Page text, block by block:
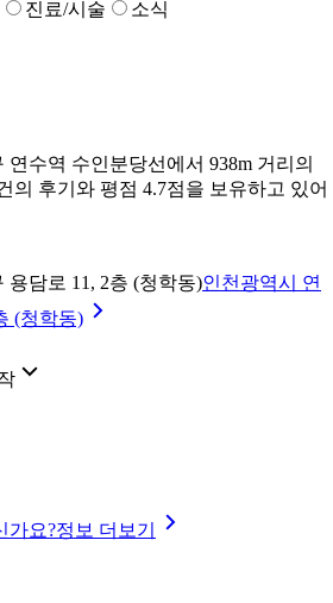
진료/시술 소식
연수역 수인분당선에서 938m 거리의
의 후기와 평점 4.7점을 보유하고 있어
용담로 11, 2층 (청학동)인천광역시 연
(청학동)
가요?정보 더보기